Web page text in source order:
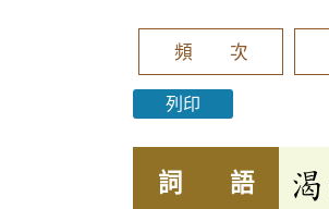
頻 次
列印
詞 語